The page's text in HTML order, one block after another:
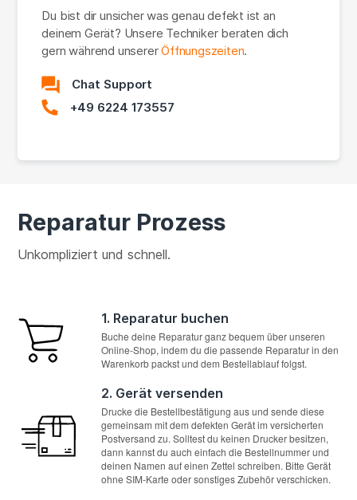
Du bist dir unsicher was genau defekt ist an
deinem Gerät? Unsere Techniker beraten dich
gern während unsererÖffnungszeiten.
Chat Support
+49 6224 173557
Reparatur Prozess
Unkompliziert und schnell.
1. Reparatur buchen
Buche deine Reparatur ganz bequem über unseren
Online-Shop, indem du die passende Reparatur in den
Warenkorb packst und dem Bestellablauf folgst.
2. Gerät versenden
Drucke die Bestellbestätigung aus und sende diese
gemeinsam mit dem defekten Gerät im versicherten
Postversand zu. Solltest du keinen Drucker besitzen,
dann kannst du auch einfach die Bestellnummer und
deinen Namen auf einen Zettel schreiben. Bitte Gerät
ohne SIM-Karte oder sonstiges Zubehör verschicken.